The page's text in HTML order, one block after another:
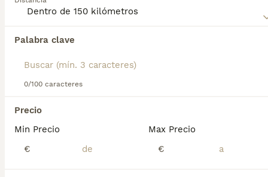
Palabra clave
0/100 caracteres
Precio
Min Precio
€
Max Precio
€
Encontramos 0 Azawakh Cachorros en venta
Si deseas exactamente esta búsqueda guarda tu
búsqueda y espera el resultado perfecto:
Preguntas frecuentes